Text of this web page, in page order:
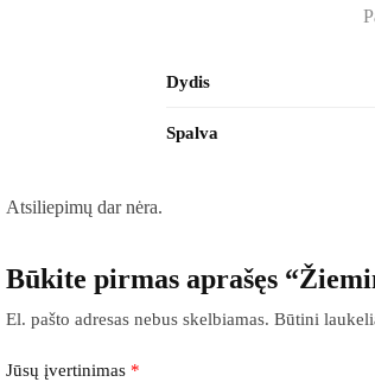
Dydis
Spalva
Atsiliepimų dar nėra.
Būkite pirmas aprašęs
El. pašto adresas nebus skelbiamas. Būtini
Jūsų įvertinimas *